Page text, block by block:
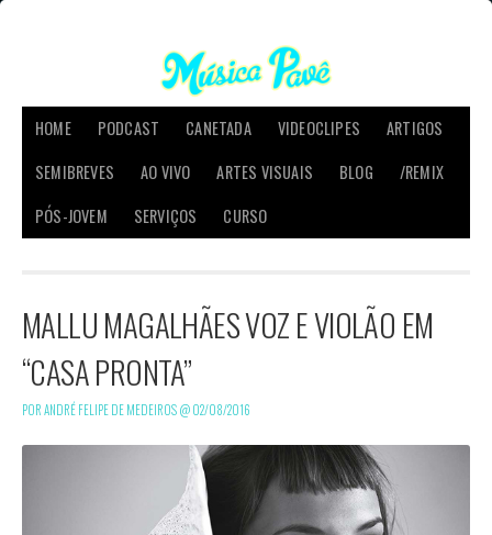
HOME PODCAST CANETADA VIDEOCLIPES
ARTIGOS
SEMIBREVES
AO VIVO ARTES VISUAIS BLOG
/REMIX
PÓS-JOVEM
SERVIÇOS CURSO
MALLU MAGALHÃES VOZ E VIOLÃO EM
“CASA PRONTA”
POR ANDRÉ FELIPE DE MEDEIROS @02/08/2016